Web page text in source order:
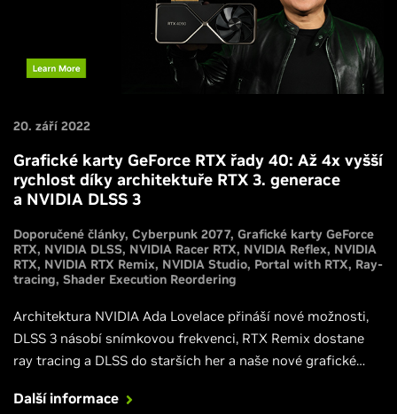
20. září 2022
Grafické karty GeForce RTX řady 40: Až 4x vyšší
rychlost díky architektuře RTX 3. generace
a NVIDIA DLSS 3
Doporučené články Cyberpunk 2077 Grafické karty GeForce
RTX NVIDIA DLSS NVIDIA Racer RTX NVIDIA Reflex NVIDIA
RTX NVIDIA RTX Remix NVIDIA Studio Portal with RTX Ray-
tracing Shader Execution Reordering
Architektura NVIDIA Ada Lovelace přináší nové možnosti,
DLSS 3 násobí snímkovou frekvenci, RTX Remix dostane
ray tracing a DLSS do starších her a naše nové grafické
výkon, který ti přináší dokonalý zážitek z her s plným ray-
Další informace